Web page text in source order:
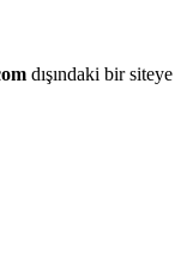
dışındaki bir siteye